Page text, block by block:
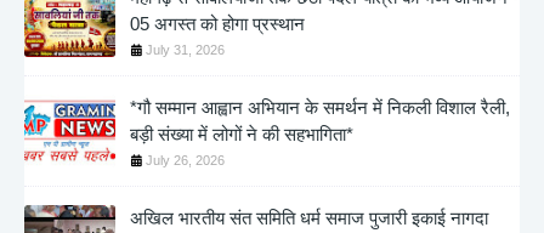
05 अगस्त को होगा प्रस्थान
July 31, 2026
*गौ सम्मान आह्वान अभियान के समर्थन में निकली विशाल रैली,
बड़ी संख्या में लोगों ने की सहभागिता*
July 26, 2026
अखिल भारतीय संत समिति धर्म समाज पुजारी इकाई नागदा